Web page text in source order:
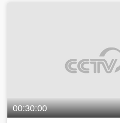
00:30:00